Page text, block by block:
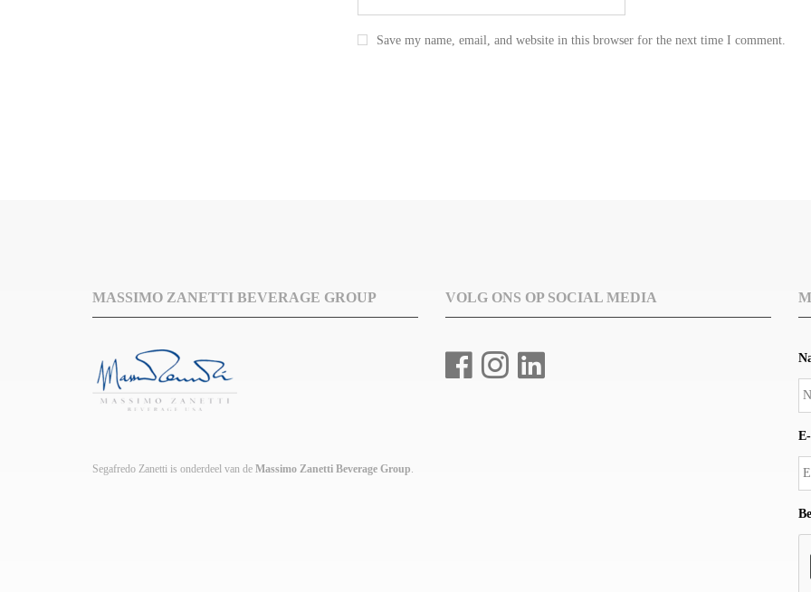
Save my name, email, and website in this browser for the next time I comment.
MASSIMO ZANETTI BEVERAGE GROUP
Segafredo Zanetti is onderdeel van de Massimo Zanetti Beverage Group.
VOLG ONS OP SOCIAL MEDIA